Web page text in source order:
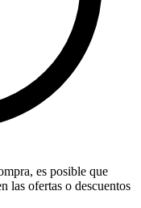
es posible que
las ofertas o descuentos